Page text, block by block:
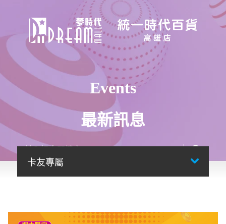
Events
最新訊息
首頁 最新訊息 搜尋結果
卡友專屬